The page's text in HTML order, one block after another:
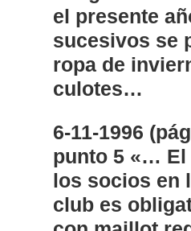
el presente
sucesivos se
ropa de
culotes…
6-11-1996
punto 5 «… El
los socios en
club es